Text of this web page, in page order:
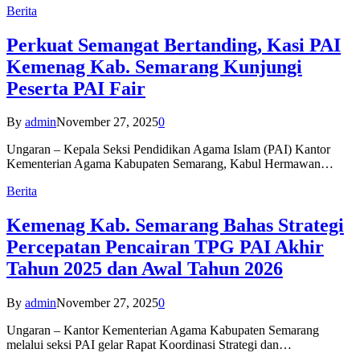
Berita
Perkuat Semangat Bertanding, Kasi PAI
Kemenag Kab. Semarang Kunjungi
Peserta PAI Fair
By adminNovember 27, 20250
Ungaran – Kepala Seksi Pendidikan Agama Islam (PAI) Kantor
Kementerian Agama Kabupaten Semarang, Kabul Hermawan…
Berita
Kemenag Kab. Semarang Bahas Strategi
Percepatan Pencairan TPG PAI Akhir
Tahun 2025 dan Awal Tahun 2026
By adminNovember 27, 20250
Ungaran – Kantor Kementerian Agama Kabupaten Semarang
melalui seksi PAI gelar Rapat Koordinasi Strategi dan…